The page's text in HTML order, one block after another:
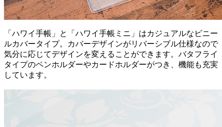
「ハワイ手帳」と「ハワイ手帳ミニ」はカジュアルなビニー
ルカバータイプ。カバーデザインがリバーシブル仕様なので
気分に応じてデザインを変えることができます。バタフライ
タイプのペンホルダーやカードホルダーがつき、機能も充実
しています。